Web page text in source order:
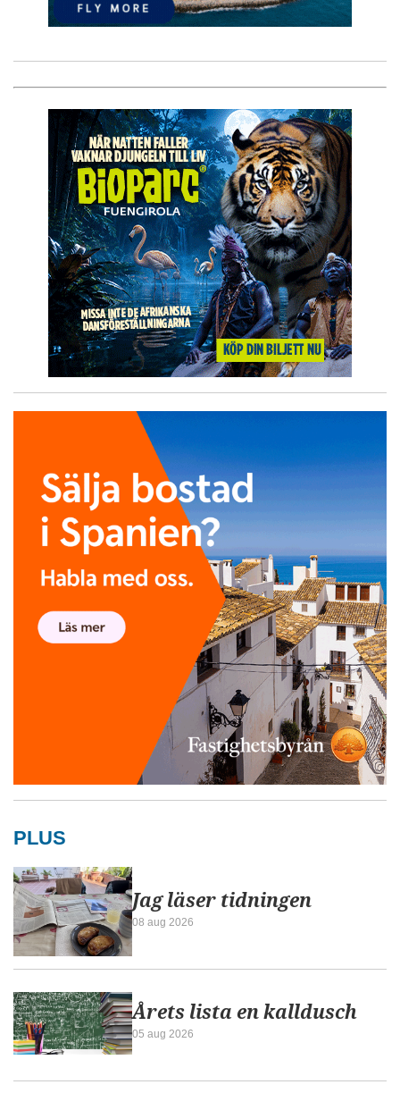
PLUS
Jag läser tidningen
08 aug 2026
Årets lista en kalldusch
05 aug 2026